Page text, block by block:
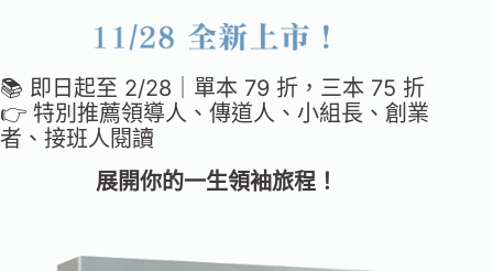
📚 即日起至 2/28｜單本 79 折，三本 75 折
👉 特別推薦領導人、傳道人、小組長、創業
者、接班人閱讀
展開你的一生領袖旅程！